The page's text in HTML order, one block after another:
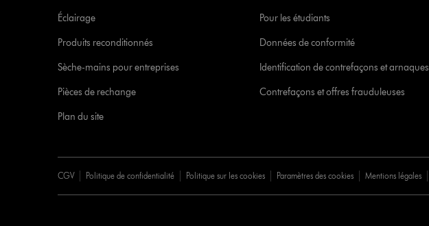
Éclairage
Produits reconditionnés
Sèche-mains pour entreprises
Pièces de rechange
Plan du site
Pour les étudiants
Données de conformité
Identification de contrefaçons et arnaques
Contrefaçons et offres frauduleuses
CGV Politique de confidentialité Politique sur les cookies Paramètres des cookies Mentions légales